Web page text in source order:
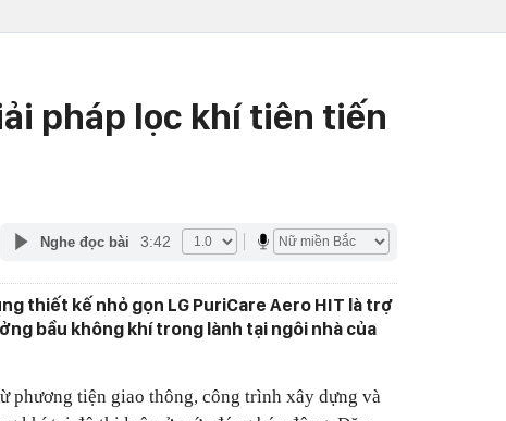
pháp lọc khí tiên tiến
Nghe đọc bài 3:42
thiết kế nhỏ gọn LG PuriCare Aero HIT là trợ
bầu không khí trong lành tại ngôi nhà của
phương tiện giao thông, công trình xây dựng và